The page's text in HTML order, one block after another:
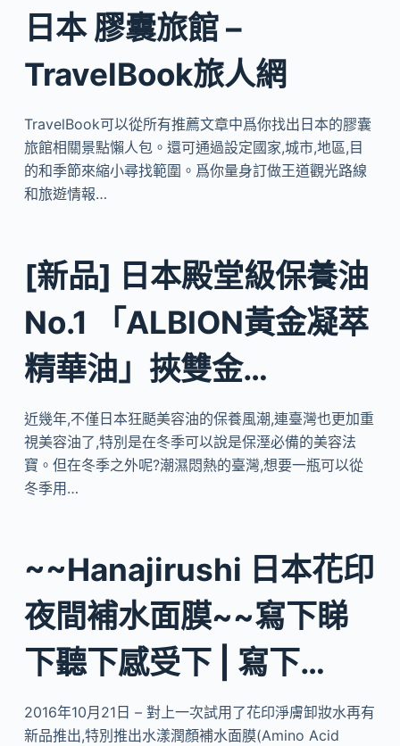
日本 膠囊旅館 –
TravelBook旅人網
TravelBook可以從所有推薦文章中爲你找出日本的膠囊
旅館相關景點懶人包。還可通過設定國家,城市,地區,目
的和季節來縮小尋找範圍。爲你量身訂做王道觀光路線
和旅遊情報…
[新品] 日本殿堂級保養油
No.1 「ALBION黃金凝萃
精華油」挾雙金…
近幾年,不僅日本狂颳美容油的保養風潮,連臺灣也更加重
視美容油了,特別是在冬季可以說是保溼必備的美容法
寶。但在冬季之外呢?潮濕悶熱的臺灣,想要一瓶可以從
冬季用…
~~Hanajirushi 日本花印
夜間補水面膜~~寫下睇
下聽下感受下 | 寫下…
2016年10月21日 – 對上一次試用了花印淨膚卸妝水再有
新品推出,特別推出水漾潤顏補水面膜(Amino Acid